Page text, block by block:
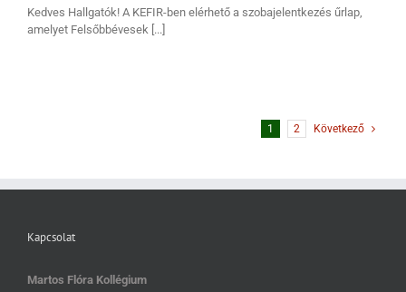
Kedves Hallgatók! A KEFIR-ben elérhető a szobajelentkezés űrlap,
amelyet Felsőbbévesek [...]
1 2 Következő
Kapcsolat
Martos Flóra Kollégium